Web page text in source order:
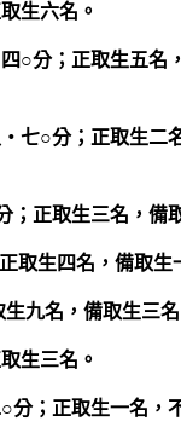
生六名。
○分；正取生五名
七○分；正取生二
正取生三名，備
取生四名，備取生
九名，備取生三
生三名。
；正取生一名，